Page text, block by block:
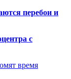
перебои и
с
время